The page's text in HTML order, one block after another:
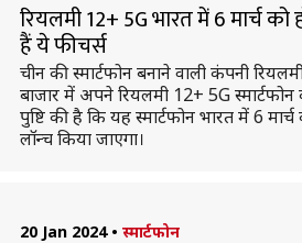
रियलमी 12+ 5G भारत में 6 मार्च
हैं ये फीचर्स
चीन की स्मार्टफोन बनाने वाली कंपनी
बाजार में अपने रियलमी 12+ 5G
पुष्टि की है कि यह स्मार्टफोन भारत में 6
लॉन्च किया जाएगा।
20 Jan 2024 • स्मार्टफोन